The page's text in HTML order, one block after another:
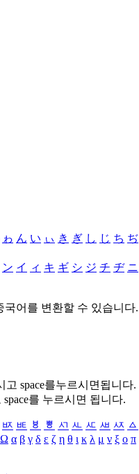
ゎ ん い ぃ き ぎ し じ ち ぢ
ン イ ィ キ ギ シ ジ チ ヂ ニ
국어를 변환할 수 있습니다.
고 space를누르시면됩니다.
를 누르시면 됩니다.
ㅶ ㅷ ㅸ ㅹ ㅺ ㅻ ㅼ ㅽ ㅾ ㅿ
Ω α β γ δ ε ζ η θ ι κ λ μ ν ξ ο π